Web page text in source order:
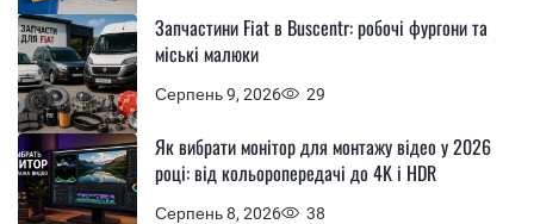
Серпень 9, 2026 29
Запчастини Fiat в Buscentr: робочі фургони та
міські малюки
Серпень 8, 2026 38
Як вибрати монітор для монтажу відео у 2026
році: від кольоропередачі до 4K і HDR